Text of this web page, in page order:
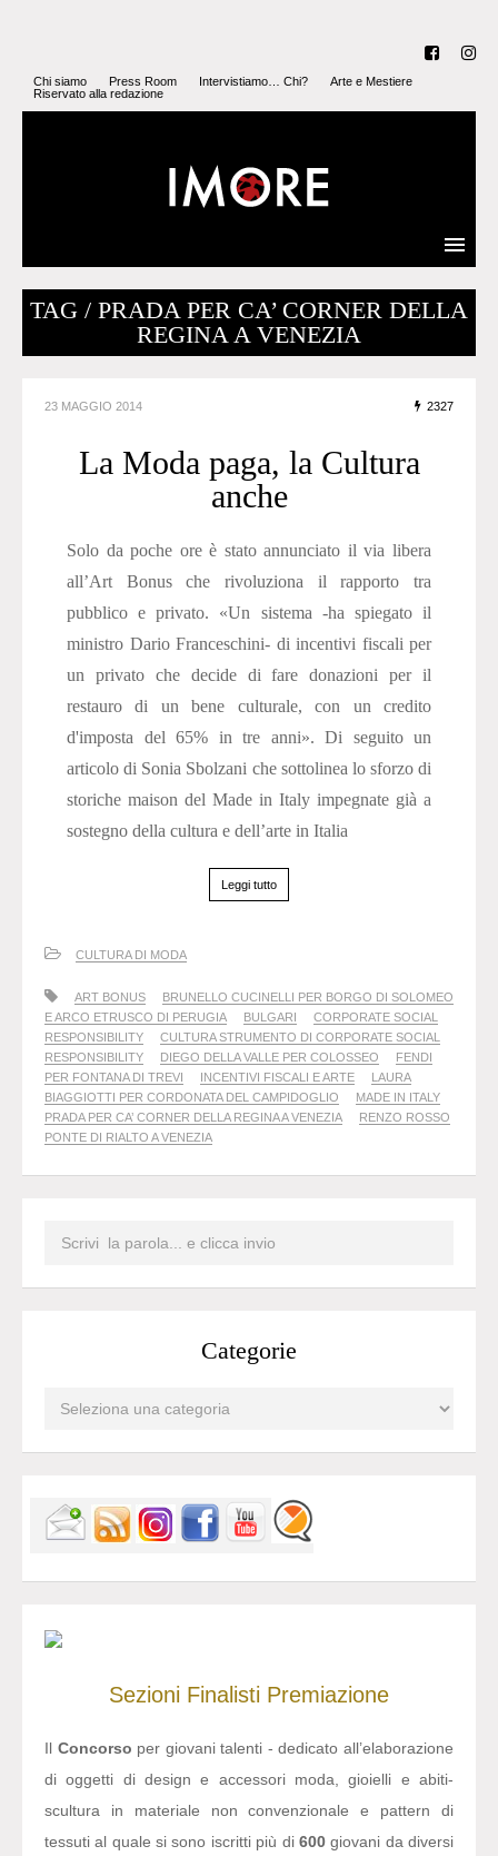
Chi siamo Press Room Intervistiamo… Chi?
Arte e Mestiere
Riservato alla redazione
TAG / PRADA PER CA’ CORNER DELLA
REGINA A VENEZIA
23 MAGGIO 2014 2327
La Moda paga, la Cultura
anche
Solo da poche ore è stato annunciato il via libera
all’Art Bonus che rivoluziona il rapporto tra
pubblico e privato. «Un sistema -ha spiegato il
ministro Dario Franceschini- di incentivi fiscali per
un privato che decide di fare donazioni per il
restauro di un bene culturale, con un credito
d'imposta del 65% in tre anni». Di seguito un
articolo di Sonia Sbolzani che sottolinea lo sforzo di
storiche maison del Made in Italy impegnate già a
sostegno della cultura e dell’arte in Italia
Leggi tutto
CULTURA DI MODA
ART BONUS
BRUNELLO CUCINELLI PER BORGO DI SOLOMEO
E ARCO ETRUSCO DI PERUGIA
BULGARI
CORPORATE SOCIAL
RESPONSIBILITY
CULTURA STRUMENTO DI CORPORATE SOCIAL
RESPONSIBILITY
DIEGO DELLA VALLE PER COLOSSEO
FENDI
PER FONTANA DI TREVI
INCENTIVI FISCALI E ARTE
LAURA
BIAGGIOTTI PER CORDONATA DEL CAMPIDOGLIO
MADE IN ITALY
PRADA PER CA’ CORNER DELLA REGINA A VENEZIA
RENZO ROSSO
PONTE DI RIALTO A VENEZIA
Categorie
Sezioni Finalisti Premiazione
Il Concorso per giovani talenti - dedicato all’elaborazione
di oggetti di design e accessori moda, gioielli e abiti-
scultura in materiale non convenzionale e pattern di
tessuti al quale si sono iscritti più di 600giovani da diversi